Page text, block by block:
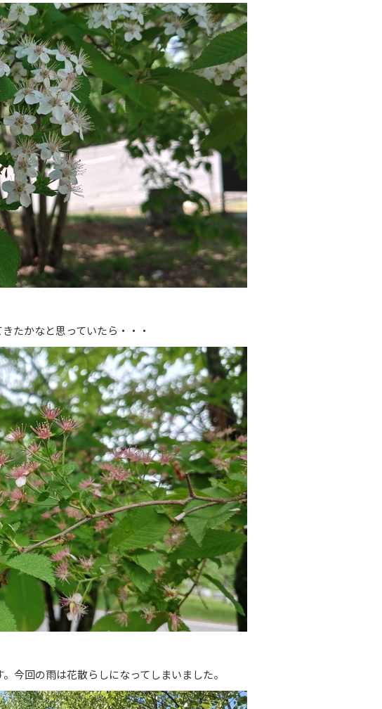
たかなと思っていたら・・・
今回の雨は花散らしになってしまいました。